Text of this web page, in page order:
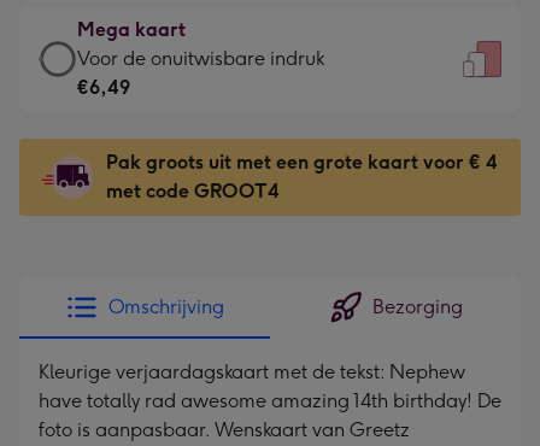
kleine
gelukwens
-
120
x
160
mm
€4,79
-
Meest
gekozen
Dimensions:
167
x
Mega kaart
Mega
kaart
€6,49
-
Voor
-
Dimensions:
241
x
333
Voor de onuitwisbare indruk
€6,49
Pak groots uit met een grote kaart voor € 4
met code GROOT4
Omschrijving Bezorging
Kleurige verjaardagskaart met de tekst: Nephew
have totally rad awesome amazing 14th birthday! De
foto is aanpasbaar. Wenskaart van Greetz